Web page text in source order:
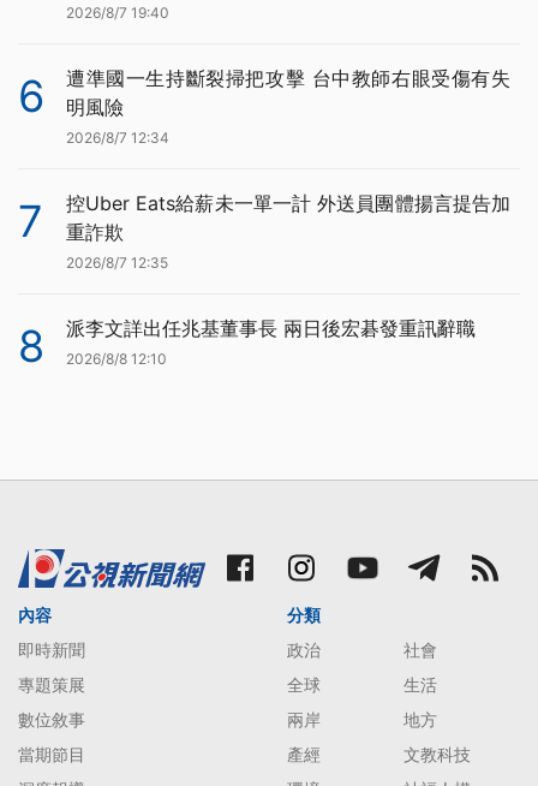
2026/8/7 19:40
6
遭準國一生持斷裂掃把攻擊 台中教師右眼受傷有失
明風險
2026/8/7 12:34
7
控Uber Eats給薪未一單一計 外送員團體揚言提告加
重詐欺
2026/8/7 12:35
8 派李文詳出任兆基董事長 兩日後宏碁發重訊辭職
2026/8/8 12:10
內容
即時新聞
專題策展
數位敘事
當期節目
分類
政治
社會
全球
生活
兩岸
地方
產經
文教科技